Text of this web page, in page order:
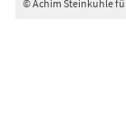
© Achim Steinkuhle